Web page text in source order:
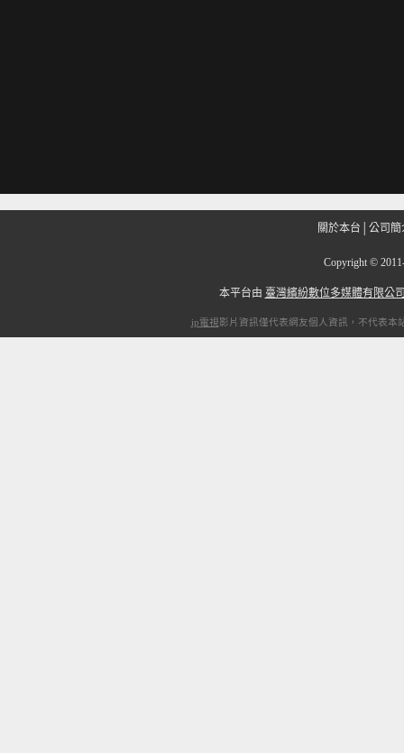
關於本台 公司簡
Copyright ©
本平台由 臺灣繽紛數位多媒體有限公
ip電視影片資訊僅代表網友個人資訊，不代表本